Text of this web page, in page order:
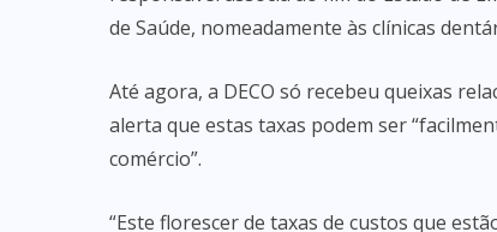
de Saúde, nomeadamente às clínicas
Até agora, a DECO só recebeu queixas
alerta que estas taxas podem ser
comércio”.
“Este florescer de taxas de custos que